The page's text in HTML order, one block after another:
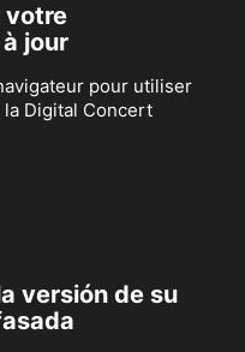
votre
jour
pour utiliser
Digital Concert
versión de su